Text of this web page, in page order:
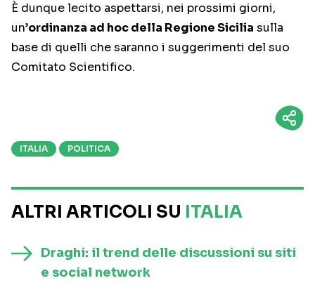
È dunque lecito aspettarsi, nei prossimi giorni,
un’ordinanza ad hoc della Regione Sicilia sulla
base di quelli che saranno i suggerimenti del suo
Comitato Scientifico.
ITALIA POLITICA
ALTRI ARTICOLI SU ITALIA
Draghi: il trend delle discussioni su siti
e social network